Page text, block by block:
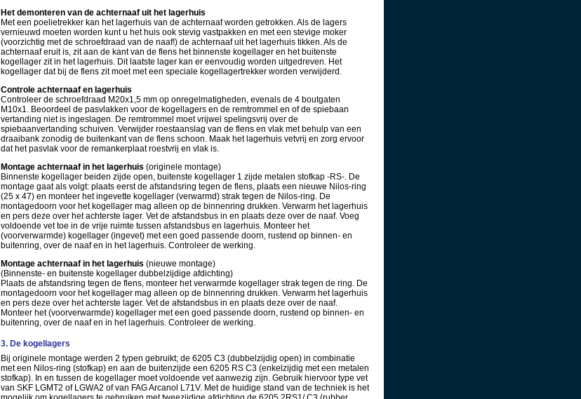
Het demonteren van de achternaaf uit het lagerhuis
Met een poelietrekker kan het lagerhuis van de achternaaf worden getrokken. Als de lagers
vernieuwd moeten worden kunt u het huis ook stevig vastpakken en met een stevige moker
(voorzichtig met de schroefdraad van de naaf!) de achternaaf uit het lagerhuis tikken. Als de
achternaaf eruit is, zit aan de kant van de flens het binnenste kogellager en het buitenste
kogellager zit in het lagerhuis. Dit laatste lager kan er eenvoudig worden uitgedreven. Het
kogellager dat bij de flens zit moet met een speciale kogellagertrekker worden verwijderd.
Controle achternaaf en lagerhuis
Controleer de schroefdraad M20x1,5 mm op onregelmatigheden, evenals de 4 boutgaten
M10x1. Beoordeel de pasvlakken voor de kogellagers en de remtrommel en of de spiebaan
vertanding niet is ingeslagen. De remtrommel moet vrijwel spelingsvrij over de
spiebaanvertanding schuiven. Verwijder roestaanslag van de flens en vlak met behulp van een
draaibank zonodig de buitenkant van de flens schoon. Maak het lagerhuis vetvrij en zorg ervoor
dat het pasvlak voor de remankerplaat roestvrij en vlak is.
Montage achternaaf in het lagerhuis (originele montage)
Binnenste kogellager beiden zijde open, buitenste kogellager 1 zijde metalen stofkap -RS-. De
montage gaat als volgt: plaats eerst de afstandsring tegen de flens, plaats een nieuwe Nilos-ring
(25 x 47) en monteer het ingevette kogellager (verwarmd) strak tegen de Nilos-ring. De
montagedoorn voor het kogellager mag alleen op de binnenring drukken. Verwarm het lagerhuis
en pers deze over het achterste lager. Vet de afstandsbus in en plaats deze over de naaf. Voeg
voldoende vet toe in de vrije ruimte tussen afstandsbus en lagerhuis. Monteer het
(voorverwarmde) kogellager (ingevet) met een goed passende doorn, rustend op binnen- en
buitenring, over de naaf en in het lagerhuis. Controleer de werking.
Montage achternaaf in het lagerhuis (nieuwe montage)
(Binnenste- en buitenste kogellager dubbelzijdige afdichting)
Plaats de afstandsring tegen de flens, monteer het verwarmde kogellager strak tegen de ring. De
montagedoorn voor het kogellager mag alleen op de binnenring drukken. Verwarm het lagerhuis
en pers deze over het achterste lager. Vet de afstandsbus in en plaats deze over de naaf.
Monteer het (voorverwarmde) kogellager met een goed passende doorn, rustend op binnen- en
buitenring, over de naaf en in het lagerhuis. Controleer de werking.
3. De kogellagers
Bij originele montage werden 2 typen gebruikt; de 6205 C3 (dubbelzijdig open) in combinatie
met een Nilos-ring (stofkap) en aan de buitenzijde een 6205 RS C3 (enkelzijdig met een metalen
stofkap). In en tussen de kogellager moet voldoende vet aanwezig zijn. Gebruik hiervoor type vet
van SKF LGMT2 of LGWA2 of van FAG Arcanol L71V. Met de huidige stand van de techniek is het